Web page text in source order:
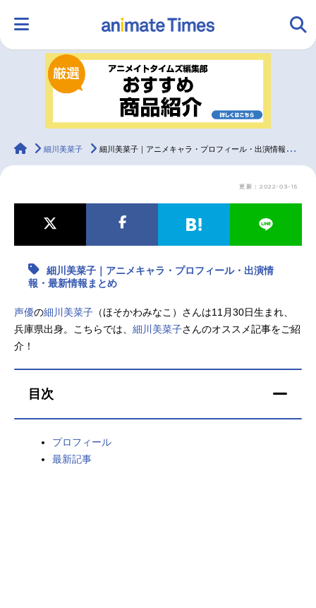
ランキング アニメ
ラジオ みんなの声 グッズ
最新記事一覧
アニメ記事一覧 声優記事一覧
アニメ映画一覧
今期アニメ曜日別一覧
春アニメ
男性声優/女性声優一覧
animateTimes
細川美菜子 細川美菜子｜アニメキャラ・プロフィール・出演情報・最新情報まとめ
更新：2022-03-15
細川美菜子｜アニメキャラ・プロフィール・出演情
報・最新情報まとめ
声優の細川美菜子 （ほそかわみなこ）さんは11月30日生まれ、
兵庫県出身。こちらでは、 細川美菜子さんのオススメ記事をご紹
介！
目次
プロフィール
最新記事